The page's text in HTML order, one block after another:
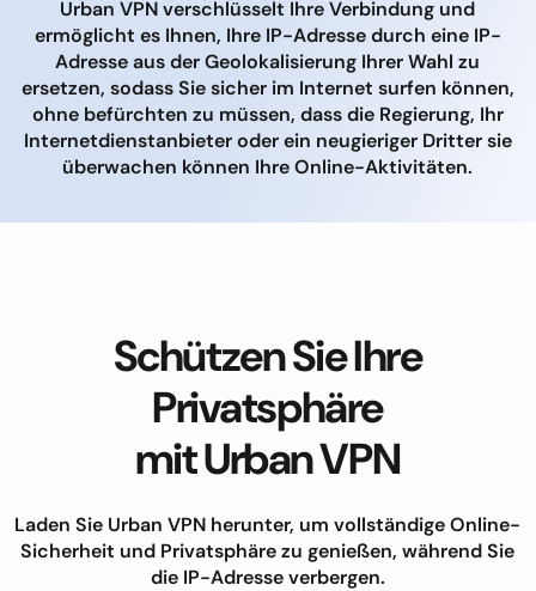
Urban VPN verschlüsselt Ihre Verbindung und
ermöglicht es Ihnen, Ihre IP-Adresse durch eine IP-
Adresse aus der Geolokalisierung Ihrer Wahl zu
ersetzen, sodass Sie sicher im Internet surfen können,
ohne befürchten zu müssen, dass die Regierung, Ihr
Internetdienstanbieter oder ein neugieriger Dritter sie
überwachen können Ihre Online-Aktivitäten.
Schützen Sie Ihre
Privatsphäre
mit Urban VPN
Laden Sie Urban VPN herunter, um vollständige Online-
Sicherheit und Privatsphäre zu genießen, während Sie
die IP-Adresse verbergen.